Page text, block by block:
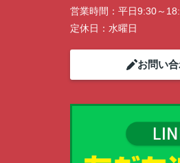
営業時間： 平日9:30～
定休日： 水曜日
お問い